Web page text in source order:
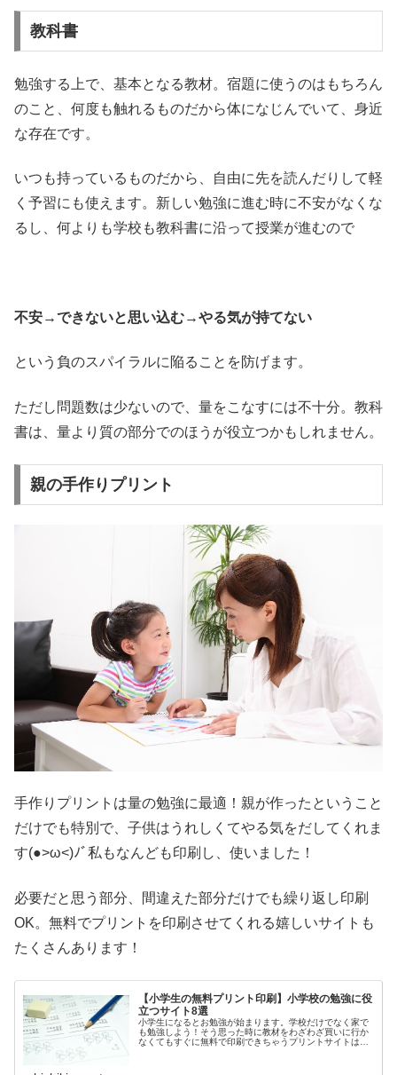
教科書
勉強する上で、基本となる教材。宿題に使うのはもちろん
のこと、何度も触れるものだから体になじんでいて、身近
な存在です。
いつも持っているものだから、自由に先を読んだりして軽
く予習にも使えます。新しい勉強に進む時に不安がなくな
るし、何よりも学校も教科書に沿って授業が進むので
不安→できないと思い込む→やる気が持てない
という負のスパイラルに陥ることを防げます。
ただし問題数は少ないので、量をこなすには不十分。教科
書は、量より質の部分でのほうが役立つかもしれません。
親の手作りプリント
手作りプリントは量の勉強に最適！親が作ったということ
だけでも特別で、子供はうれしくてやる気をだしてくれま
す(●>ω<)ﾉﾞ私もなんども印刷し、使いました！
必要だと思う部分、間違えた部分だけでも繰り返し印刷
OK。無料でプリントを印刷させてくれる嬉しいサイトも
たくさんあります！
【小学生の無料プリント印刷】小学校の勉強に役
立つサイト8選
小学生になるとお勉強が始まります。学校だけでなく家で
も勉強しよう！そう思った時に教材をわざわざ買いに行か
なくてもすぐに無料で印刷できちゃうプリントサイトはあ